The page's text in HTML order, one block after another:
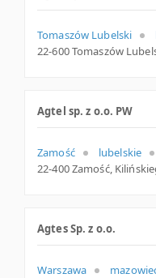
Tomaszów Lubelski
Agtel sp. z o.o. PW
Zamość
lubelskie
Agtes Sp. z o.o.
Warszawa